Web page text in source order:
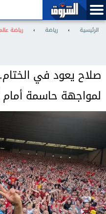
الرئيسية › رياضة › رياضة
صلاح يعود في
لمواجهة حاسمة